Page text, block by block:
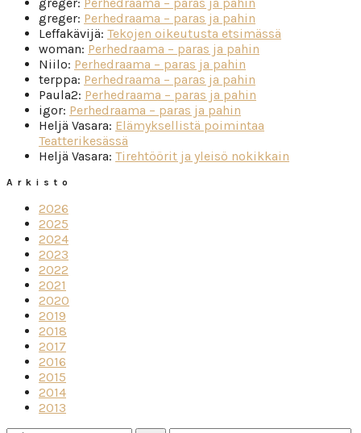
greger: Perhedraama – paras ja pahin
Leffakävijä: Tekojen oikeutusta etsimässä
woman: Perhedraama – paras ja pahin
Niilo: Perhedraama – paras ja pahin
terppa: Perhedraama – paras ja pahin
Paula2: Perhedraama – paras ja pahin
igor: Perhedraama – paras ja pahin
Heljä Vasara: Elämyksellistä poimintaa
Teatterikesässä
Heljä Vasara: Tirehtöörit ja yleisö nokikkain
Arkisto
2026
2025
2024
2023
2022
2021
2020
2019
2018
2017
2016
2015
2014
2013